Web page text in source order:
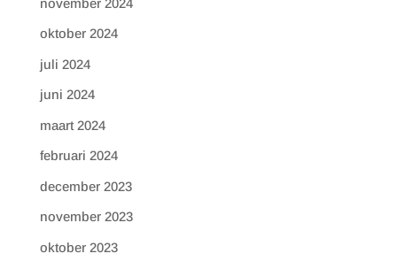
oktober 2024
juli 2024
juni 2024
maart 2024
februari 2024
december 2023
november 2023
oktober 2023